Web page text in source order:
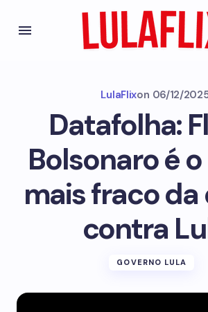
LulaFlixon 06/12/
Datafolha:
Bolsonaro é
mais fraco
contra
GOVERNO LULA